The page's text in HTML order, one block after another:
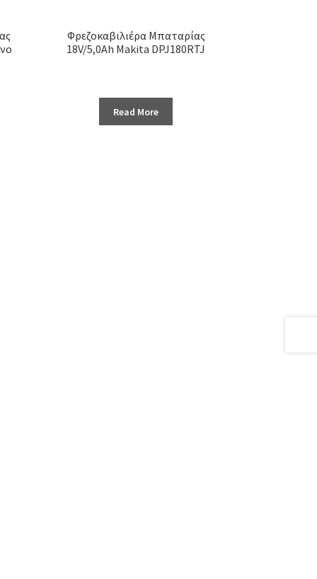
Φρεζοκαβιλιέρα Μπαταρίας
18V/5,0Ah Makita DPJ180RTJ
Read More